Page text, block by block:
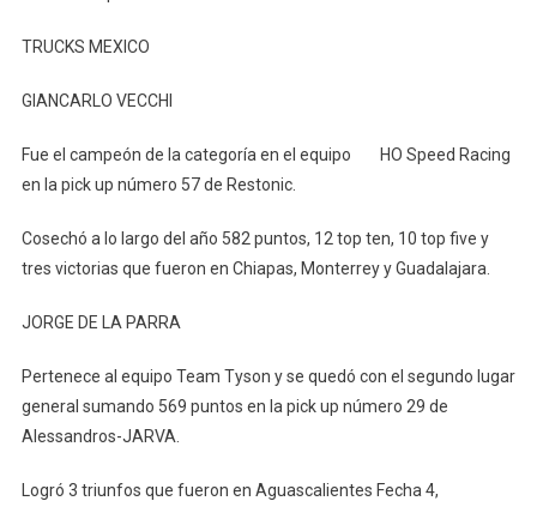
TRUCKS MEXICO
GIANCARLO VECCHI
Fue el campeón de la categoría en el equipo HO Speed Racing
en la pick up número 57 de Restonic.
Cosechó a lo largo del año 582 puntos, 12 top ten, 10 top five y
tres victorias que fueron en Chiapas, Monterrey y Guadalajara.
JORGE DE LA PARRA
Pertenece al equipo Team Tyson y se quedó con el segundo lugar
general sumando 569 puntos en la pick up número 29 de
Alessandros-JARVA.
Logró 3 triunfos que fueron en Aguascalientes Fecha 4,